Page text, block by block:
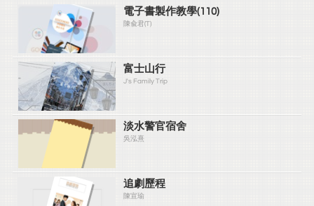
電子書製作教學(110)
陳兪君(T)
富士山行
J's Family Trip
淡水警官宿舍
吳泓熹
追劇歷程
陳宣瑜